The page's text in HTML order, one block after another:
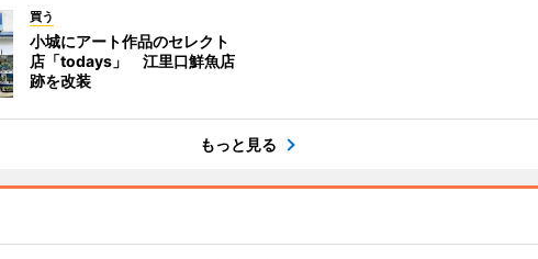
買う
小城にアート作品のセレクト
店「todays」 江里口鮮魚店
跡を改装
もっと見る